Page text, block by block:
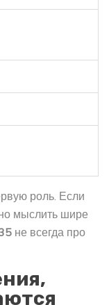
роль. Если
мыслить шире
не всегда про